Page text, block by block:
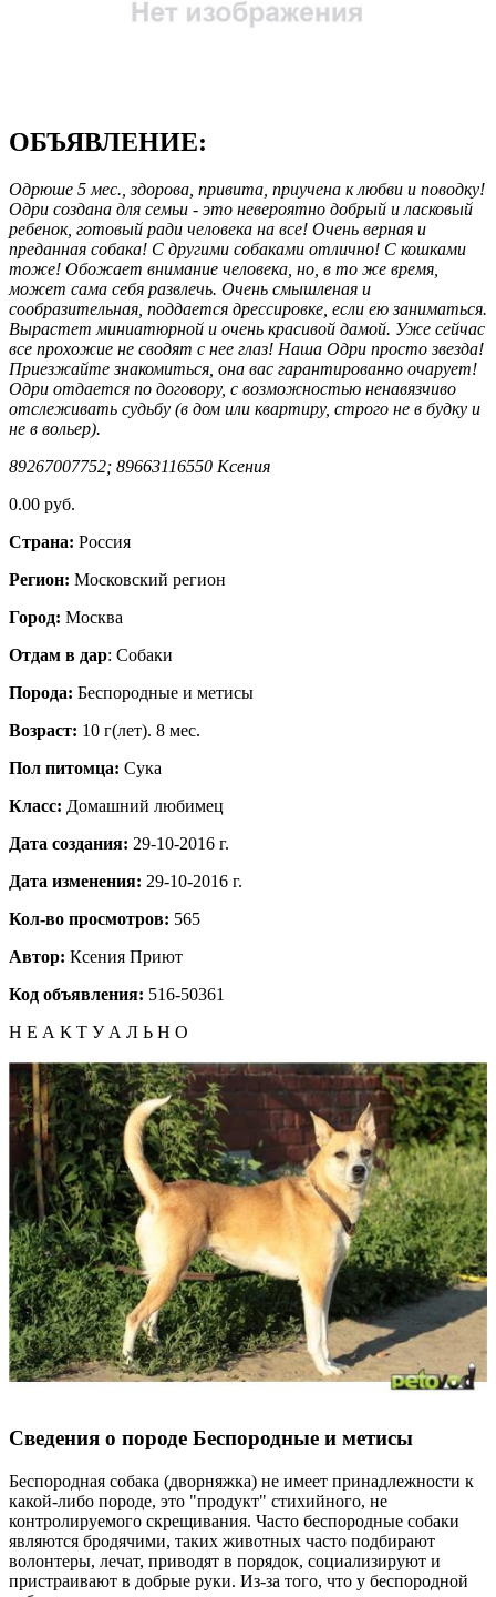
ОБЪЯВЛЕНИЕ:
Одрюше 5 мес., здорова, привита, приучена к любви и поводку!
Одри создана для семьи - это невероятно добрый и ласковый
ребенок, готовый ради человека на все! Очень верная и
преданная собака! С другими собаками отлично! С кошками
тоже! Обожает внимание человека, но, в то же время,
может сама себя развлечь. Очень смышленая и
сообразительная, поддается дрессировке, если ею заниматься.
Вырастет миниатюрной и очень красивой дамой. Уже сейчас
все прохожие не сводят с нее глаз! Наша Одри просто звезда!
Приезжайте знакомиться, она вас гарантированно очарует!
Одри отдается по договору, с возможностью ненавязчиво
отслеживать судьбу (в дом или квартиру, строго не в будку и
не в вольер).
89267007752; 89663116550 Ксения
0.00 руб.
Страна: Россия
Регион: Московский регион
Город: Москва
Отдам в дар: Собаки
Порода: Бeспородные и метисы
Возраст: 10 г(лет). 8 мес.
Пол питомца: Сука
Класс: Домашний любимец
Дата создания: 29-10-2016 г.
Дата изменения: 29-10-2016 г.
Кол-во просмотров: 565
Автор: Ксения Приют
Код объявления: 516-50361
Н Е А К Т У А Л Ь Н О
Сведения о породе Бeспородные и метисы
Беспородная собака (дворняжка) не имеет принадлежности к
какой-либо породе, это "продукт" стихийного, не
контролируемого скрещивания. Часто беспородные собаки
являются бродячими, таких животных часто подбирают
волонтеры, лечат, приводят в порядок, социализируют и
пристраивают в добрые руки. Из-за того, что у беспородной